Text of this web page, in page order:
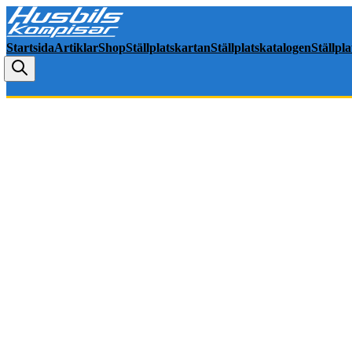
StartsidaArtiklarShopStällplatskartanStällplatskatalogen